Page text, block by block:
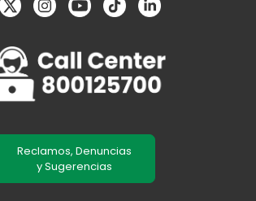
Reclamos, Denuncias
y Sugerencias